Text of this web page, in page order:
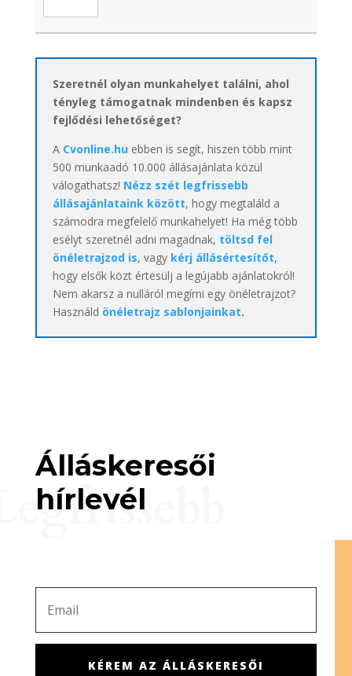
Szeretnél olyan munkahelyet találni, ahol
tényleg támogatnak mindenben és kapsz
fejlődési lehetőséget?
A Cvonline.huebben is segít, hiszen több mint
500 munkaadó 10.000 állásajánlata közül
válogathatsz! Nézz szét legfrissebb
állásajánlataink között, hogy megtaláld a
számodra megfelelő munkahelyet! Ha még több
esélyt szeretnél adni magadnak, töltsd fel
önéletrajzod is, vagy kérj állásértesítőt,
hogy elsők közt értesülj a legújabb ajánlatokról!
Nem akarsz a nulláról megírni egy önéletrajzot?
Használd önéletrajz sablonjainkat.
Álláskeresői
hírlevél
KÉREM AZ ÁLLÁSKERESŐI